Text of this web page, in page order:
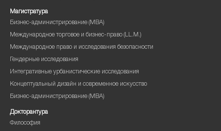
Магистратура
Бизнес-администрирование (MBA)
Международное торговое и бизнес-право (LL.M.)
Международное право и исследования безопасности
Гендерные исследования
Интегративные урбанистические исследования
Концептуальный дизайн и современное искусство
Бизнес-администрирование (MBA)
Докторантура
Философия